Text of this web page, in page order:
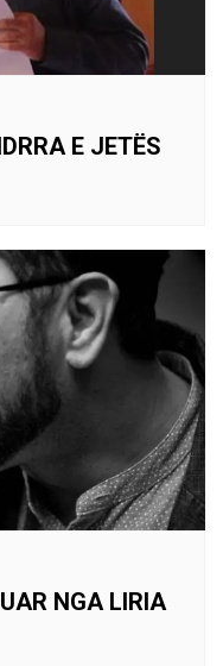
E JETËS
NGA LIRIA